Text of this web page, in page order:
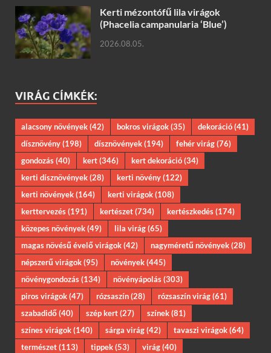
Kerti mézontófű lila virágok
(Phacelia campanularia ‘Blue’)
2026.08.05.
VIRÁG CÍMKÉK:
alacsony növények(42) bokros virágok(35) dekoráció(41)
dísznövény(198) dísznövények(194) fehér virág(76)
gondozás(40) kert(346) kert dekoráció(34)
kerti dísznövények(28) kerti növény(122)
kerti növények(164) kerti virágok(108)
kerttervezés(191) kertészet(734) kertészkedés(174)
közepes növények(49) lila virág(65)
magas növésű évelő virágok(42) nagyméretű növények(28)
népszerű virágok(95) növények(445)
növénygondozás(134) növényápolás(303)
piros virágok(47) rózsaszín(28) rózsaszín virág(61)
szabadidő(40) szép kert(27) színek(81)
színes virágok(140) sárga virág(42) tavaszi virágok(64)
természet(113) tippek(53) virág(40)